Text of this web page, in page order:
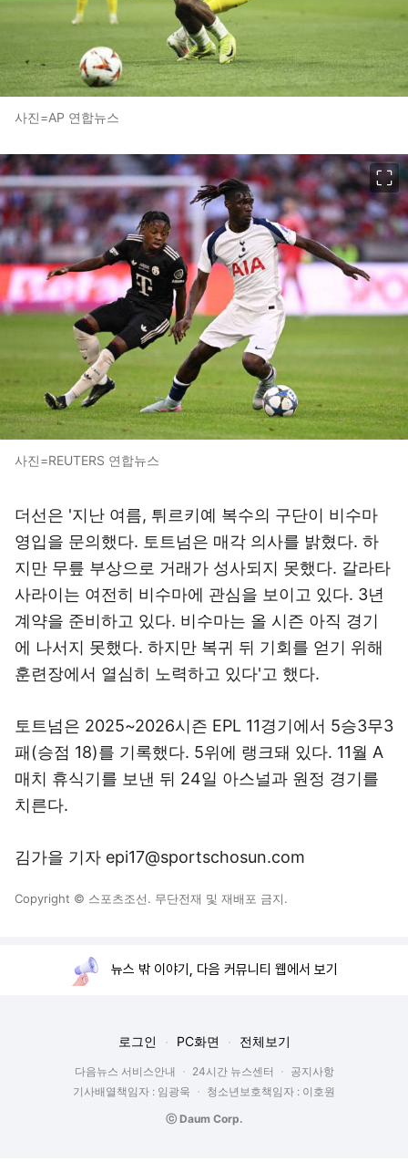
사진=AP 연합뉴스
사진=REUTERS 연합뉴스
더선은 '지난 여름, 튀르키예 복수의 구단이 비수마
영입을 문의했다. 토트넘은 매각 의사를 밝혔다. 하
지만 무릎 부상으로 거래가 성사되지 못했다. 갈라타
사라이는 여전히 비수마에 관심을 보이고 있다. 3년
계약을 준비하고 있다. 비수마는 올 시즌 아직 경기
에 나서지 못했다. 하지만 복귀 뒤 기회를 얻기 위해
훈련장에서 열심히 노력하고 있다'고 했다.
토트넘은 2025~2026시즌 EPL 11경기에서 5승3무3
패(승점 18)를 기록했다. 5위에 랭크돼 있다. 11월 A
매치 휴식기를 보낸 뒤 24일 아스널과 원정 경기를
치른다.
김가을 기자 epi17@sportschosun.com
Copyright © 스포츠조선. 무단전재 및 재배포 금지.
뉴스 밖 이야기, 다음 커뮤니티 웹에서 보기
로그인 PC화면 전체보기
다음뉴스 서비스안내 24시간 뉴스센터
공지사항
기사배열책임자 : 임광욱
청소년보호책임자 : 이호원
ⓒ Daum Corp.